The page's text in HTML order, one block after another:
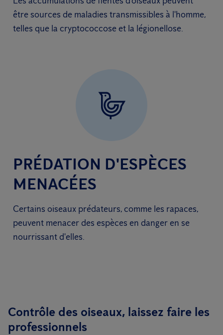
être sources de maladies transmissibles à l'homme,
telles que la cryptococcose et la légionellose.
PRÉDATION D'ESPÈCES
MENACÉES
Certains oiseaux prédateurs, comme les rapaces,
peuvent menacer des espèces en danger en se
nourrissant d'elles.
Contrôle des oiseaux, laissez faire les
professionnels